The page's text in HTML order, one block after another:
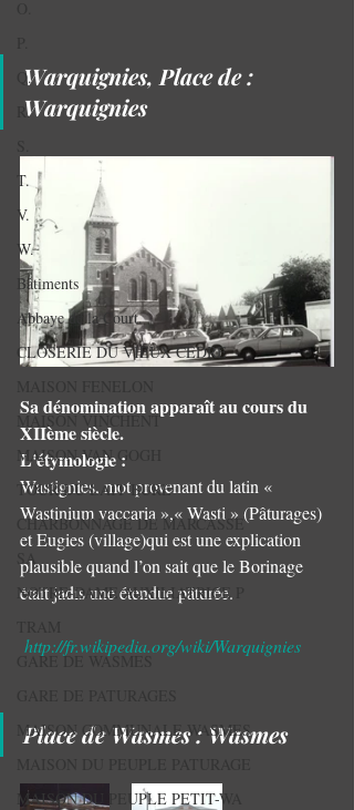
Q.
R.
T.
V.
W.
Bâtiments
Abbaye de la Court.
CLOSERIE DU VIEUX CÈDRE
MAISON VINCHENT
MAISON VAN GOGH
TOUR DU LAIT BURE
CHARBONNAGE DE MARCASSE
SA
NOTRE-DAME AUXILIATRICE P
GARE DE WASMES
MAISON COMMUNALE WASMES
MAISON DU PEUPLE PETIT-WA
Warquignies, Place de :
Warquignies
Sa dénomination apparaît au cours du
XIIème siècle.
L'étymologie :
Wastignies, mot provenant du latin «
Wastinium vaccaria »,« Wasti » (Pâturages)
et Eugies (village)qui est une explication
plausible quand l’on sait que le Borinage
était jadis une étendue pâturée.
http://fr.wikipedia.org/wiki/Warquignies
Place de Wasmes : Wasmes